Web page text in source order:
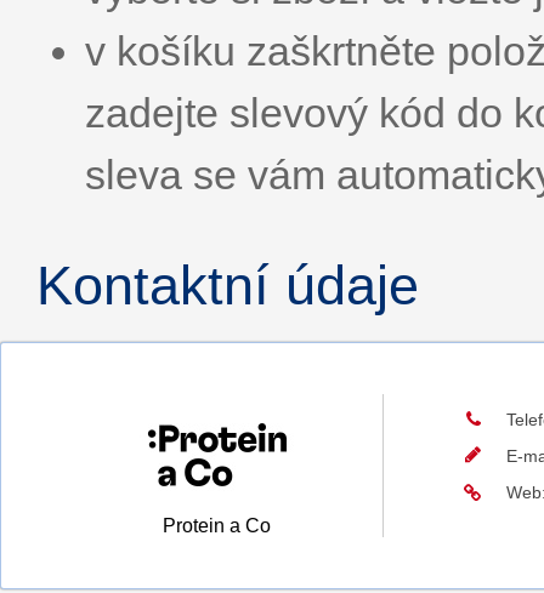
v košíku zaškrtněte
zadejte slevový kód do
sleva se vám
Kontaktní údaje
Protein a Co
E-